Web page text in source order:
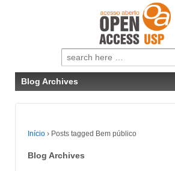
Pesquisar
por:
Blog Archives
Início › Posts tagged Bem público
Blog Archives